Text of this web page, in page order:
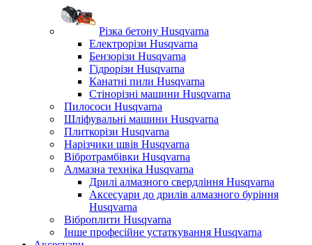
Різка бетону Husqvarna
Електрорізи Husqvarna
Бензорізи Husqvarna
Гідрорізи Husqvarna
Канатні пили Husqvarna
Стінорізні машини Husqvarna
Пилососи Husqvarna
Шліфувальні машини Husqvarna
Плиткорізи Husqvarna
Нарізчики швів Husqvarna
Вібротрамбівки Husqvarna
Алмазна техніка Husqvarna
Дрилі алмазного свердління Husqvarna
Аксесуари до дрилів алмазного буріння
Husqvarna
Віброплити Husqvarna
Інше професійне устаткування Husqvarna